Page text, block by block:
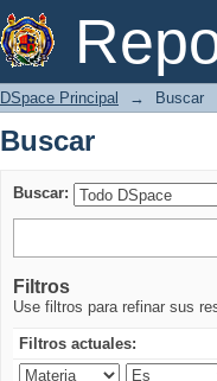
Buscar
DSpace Principal → Buscar
Buscar
Buscar:
Filtros
Use filtros para refinar sus
Filtros actuales: